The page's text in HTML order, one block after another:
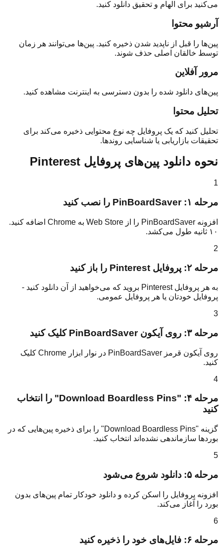
می‌کنید برای الهام و تحقیق دانلود کنید.
آرشیو محتوا
پین‌ها را قبل از ناپدید شدن ذخیره کنید. پین‌ها می‌توانند هر زمان
توسط خالقان اصلی حذف شوند.
مرور آفلاین
پین‌های دانلود شده را بدون دسترسی به اینترنت مشاهده کنید.
تحلیل محتوا
تحلیل کنید که یک پروفایل چه نوع محتوایی ذخیره می‌کند برای
تحقیقات بازاریابی یا شناسایی روندها.
نحوه دانلود پین‌های پروفایل Pinterest
1
مرحله ۱: PinBoardSaver را نصب کنید
افزونه PinBoardSaver را از Web Store به Chrome اضافه کنید.
۱۰ ثانیه طول می‌کشد.
2
مرحله ۲: پروفایل Pinterest را باز کنید
به هر پروفایل Pinterest بروید که می‌خواهید از آن دانلود کنید -
پروفایل خودتان یا هر پروفایل عمومی.
3
مرحله ۳: روی آیکون PinBoardSaver کلیک کنید
روی آیکون قرمز PinBoardSaver در نوار ابزار Chrome کلیک
کنید.
4
مرحله ۴: "Download Boardless Pins" را انتخاب
کنید
گزینه "Download Boardless Pins" را برای ذخیره پین‌هایی که در
بوردها سازماندهی نشده‌اند انتخاب کنید.
5
مرحله ۵: دانلود شروع می‌شود
افزونه پروفایل را اسکن کرده و دانلود خودکار تمام پین‌های بدون
بورد را آغاز می‌کند.
6
مرحله ۶: فایل‌های خود را ذخیره کنید